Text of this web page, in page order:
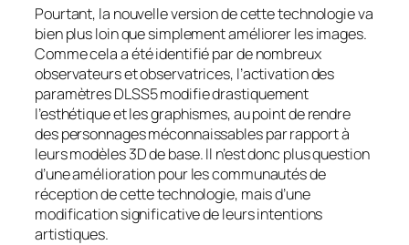
Pourtant, la nouvelle version de cette technologie va
bien plus loin que simplement améliorer les images.
Comme cela a été identifié par de nombreux
observateurs et observatrices, l’activation des
paramètres DLSS5 modifie drastiquement
l’esthétique et les graphismes, au point de rendre
des personnages méconnaissables par rapport à
leurs modèles 3D de base. Il n’est donc plus question
d’une amélioration pour les communautés de
réception de cette technologie, mais d’une
modification significative de leurs intentions
artistiques.